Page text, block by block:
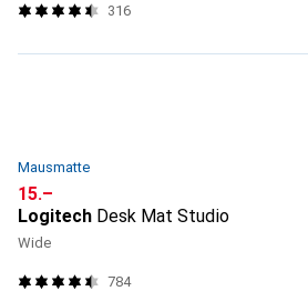
316
Mausmatte
CHF
15.–
Logitech Desk Mat Studio
Wide
784